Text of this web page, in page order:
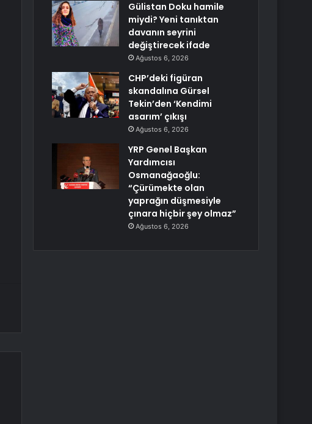
Gülistan Doku hamile
miydi? Yeni tanıktan
davanın seyrini
değiştirecek ifade
Ağustos 6, 2026
CHP’deki figüran
skandalına Gürsel
Tekin’den ‘Kendimi
asarım’ çıkışı
Ağustos 6, 2026
YRP Genel Başkan
Yardımcısı
Osmanağaoğlu:
“Çürümekte olan
yaprağın düşmesiyle
çınara hiçbir şey olmaz”
Ağustos 6, 2026